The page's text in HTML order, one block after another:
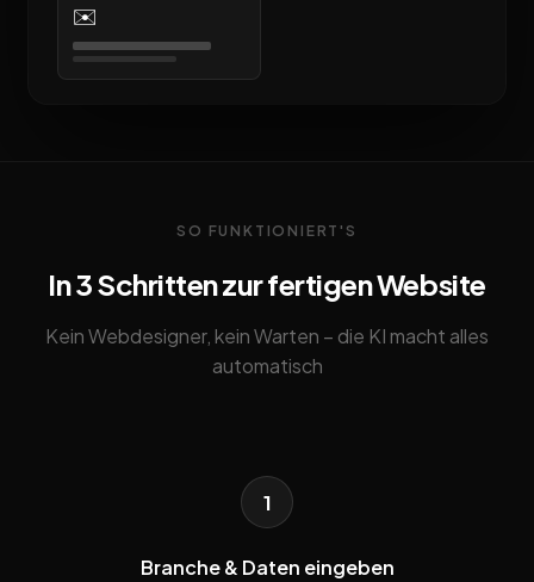
✉️
SO FUNKTIONIERT'S
In 3 Schritten zur fertigen Website
Kein Webdesigner, kein Warten – die KI macht alles
automatisch
1
Branche & Daten eingeben